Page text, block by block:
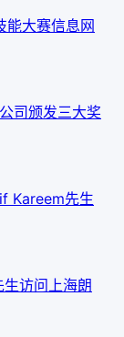
能大赛信息网
司颁发三大奖
Kareem先生
访问上海朗